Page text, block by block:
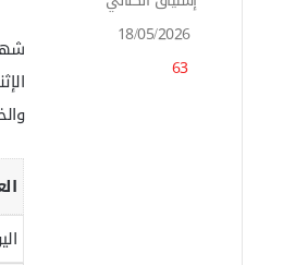
الإثنين 18 مايو 2026، حيث سجل
18/05/2026
63